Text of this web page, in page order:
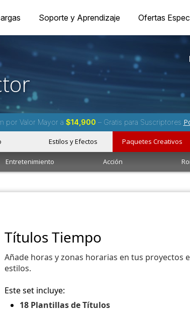
Soporte y Aprendizaje Ofertas
por Valor Mayor a $14,900 – Gratis para Suscriptores
Estilos y Efectos Paquetes Creativos
Entretenimiento Acción
Títulos Tiempo
Añade horas y zonas horarias en tus proyectos
estilos.
Este set incluye:
18 Plantillas de Títulos